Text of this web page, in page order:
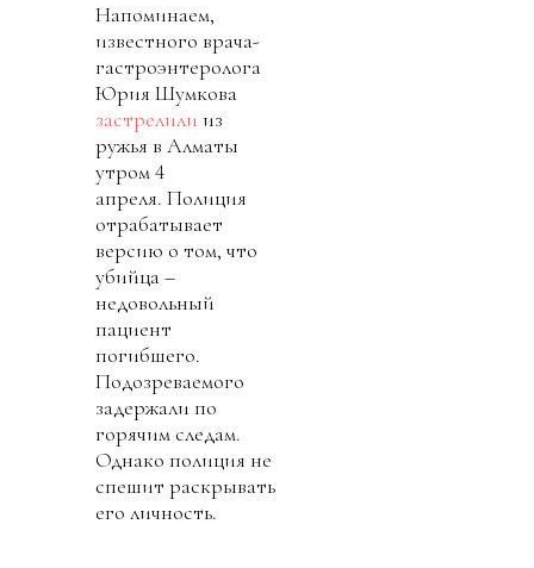
Напоминаем,
известного врача-
гастроэнтеролога
Юрия Шумкова
застрелили из
ружья в Алматы
утром 4
апреля. Полиция
отрабатывает
версию о том, что
убийца –
недовольный
пациент
погибшего.
Подозреваемого
задержали по
горячим следам.
Однако полиция не
спешит раскрывать
его личность.